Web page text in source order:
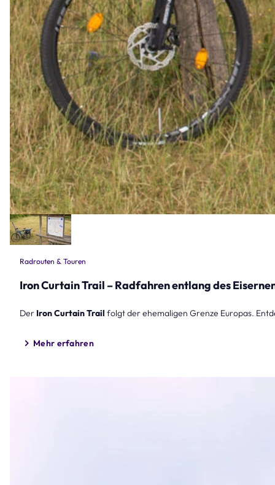
Radrouten & Touren
Iron Curtain Trail – Radfahren entlang des
Der Iron Curtain Trail folgt der ehemaligen Grenze Europas.
Mehr erfahren